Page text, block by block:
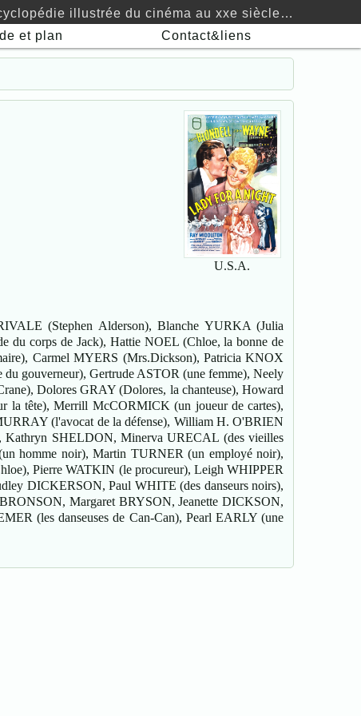
illustrée du cinéma au xxe siècle…
et plan Contact&liens
🖯
U.S.A.
(Stephen Alderson), Blanche YURKA (Julia
corps de Jack), Hattie NOEL (Chloe, la bonne de
Carmel MYERS (Mrs.Dickson), Patricia KNOX
gouverneur), Gertrude ASTOR (une femme), Neely
Dolores GRAY (Dolores, la chanteuse), Howard
la tête), Merrill McCORMICK (un joueur de cartes),
(l'avocat de la défense), William H. O'BRIEN
SHELDON, Minerva URECAL (des vieilles
homme noir), Martin TURNER (un employé noir),
Pierre WATKIN (le procureur), Leigh WHIPPER
DICKERSON, Paul WHITE (des danseurs noirs),
Margaret BRYSON, Jeanette DICKSON,
(les danseuses de Can-Can), Pearl EARLY (une